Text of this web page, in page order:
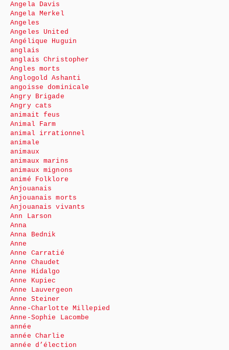
Angela Davis
Angela Merkel
Angeles
Angeles United
Angélique Huguin
anglais
anglais Christopher
Angles morts
Anglogold Ashanti
angoisse dominicale
Angry Brigade
Angry cats
animait feus
Animal Farm
animal irrationnel
animale
animaux
animaux marins
animaux mignons
animé Folklore
Anjouanais
Anjouanais morts
Anjouanais vivants
Ann Larson
Anna
Anna Bednik
Anne
Anne Carratié
Anne Chaudet
Anne Hidalgo
Anne Kupiec
Anne Lauvergeon
Anne Steiner
Anne-Charlotte Millepied
Anne-Sophie Lacombe
année
année Charlie
année d’élection